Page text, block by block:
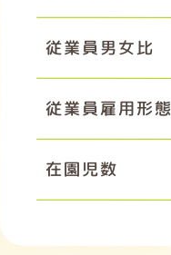
従業員男女比
従業員雇用形態
在園児数